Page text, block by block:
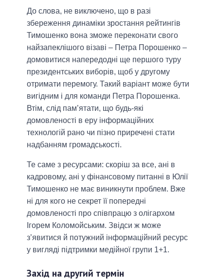
До слова, не виключено, що в разі
збереження динаміки зростання рейтингів
Тимошенко вона зможе переконати свого
найзапеклішого візаві – Петра Порошенко –
домовитися напередодні ще першого туру
президентських виборів, щоб у другому
отримати перемогу. Такий варіант може бути
вигідним і для команди Петра Порошенка.
Втім, слід пам’ятати, що будь-які
домовленості в еру інформаційних
технологій рано чи пізно приречені стати
надбанням громадськості.
Те саме з ресурсами: скоріш за все, ані в
кадровому, ані у фінансовому питанні в Юлії
Тимошенко не має виникнути проблем. Вже
ні для кого не секрет її попередні
домовленості про співпрацю з олігархом
Ігорем Коломойським. Звідси ж може
з’явитися й потужний інформаційний ресурс
у вигляді підтримки медійної групи 1+1.
Захід на другий термін